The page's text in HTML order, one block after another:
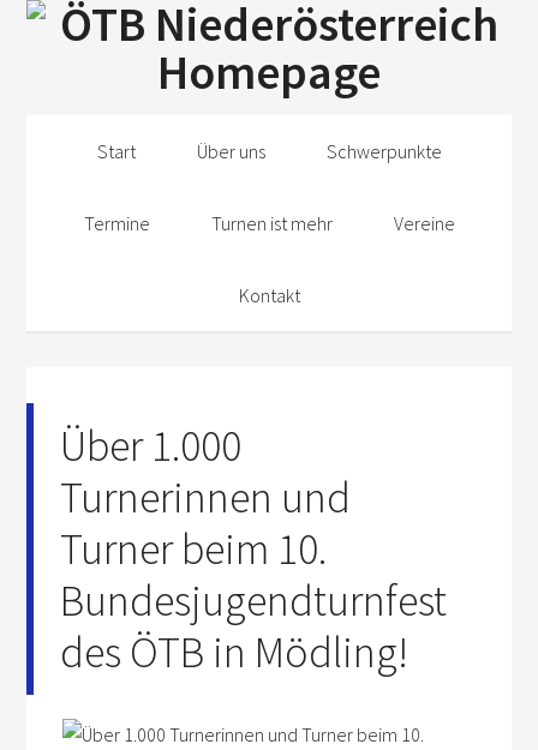
Start Über uns Schwerpunkte
Termine Turnen ist mehr Vereine
Kontakt
Über 1.000
Turnerinnen und
Turner beim 10.
Bundesjugendturnfest
des ÖTB in Mödling!